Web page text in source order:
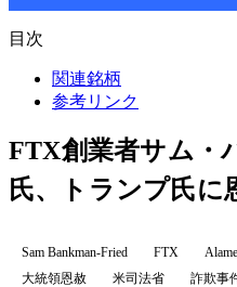
目次
関連銘柄
参考リンク
FTX創業者サム・
氏、トランプ氏に
Sam Bankman-Fried FTX
大統領恩赦
米司法省 詐欺事